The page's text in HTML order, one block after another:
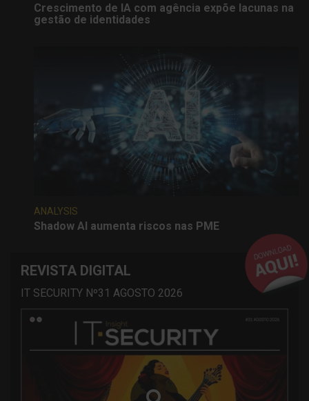
Crescimento de IA com agência expõe lacunas na
gestão de identidades
ANALYSIS
Shadow AI aumenta riscos nas PME
REVISTA DIGITAL
IT SECURITY Nº31 AGOSTO 2026